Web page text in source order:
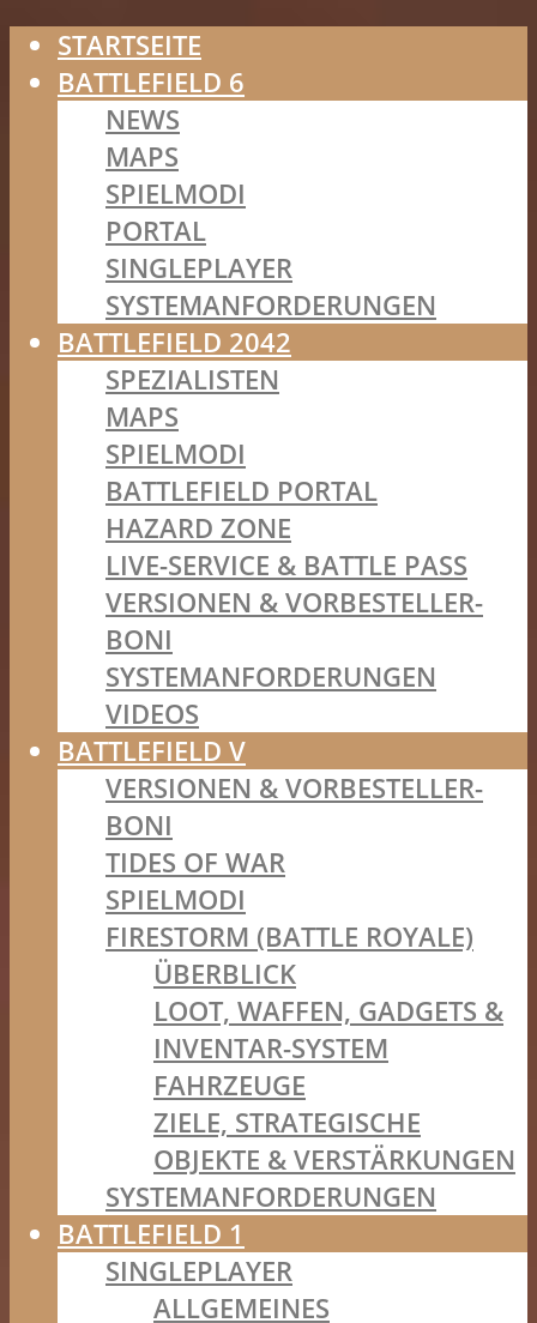
STARTSEITE
BATTLEFIELD 6
NEWS
MAPS
SPIELMODI
PORTAL
SINGLEPLAYER
SYSTEMANFORDERUNGEN
BATTLEFIELD 2042
SPEZIALISTEN
MAPS
SPIELMODI
BATTLEFIELD PORTAL
HAZARD ZONE
LIVE-SERVICE & BATTLE PASS
VERSIONEN & VORBESTELLER-
BONI
SYSTEMANFORDERUNGEN
VIDEOS
BATTLEFIELD V
VERSIONEN & VORBESTELLER-
BONI
TIDES OF WAR
SPIELMODI
FIRESTORM (BATTLE ROYALE)
ÜBERBLICK
LOOT, WAFFEN, GADGETS &
INVENTAR-SYSTEM
FAHRZEUGE
ZIELE, STRATEGISCHE
OBJEKTE & VERSTÄRKUNGEN
SYSTEMANFORDERUNGEN
BATTLEFIELD 1
SINGLEPLAYER
ALLGEMEINES